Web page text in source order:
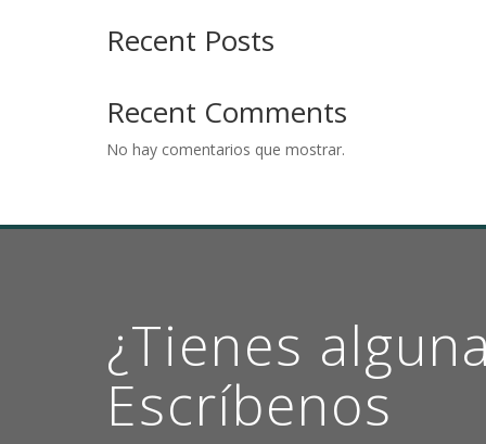
Recent Posts
Recent Comments
No hay comentarios que mostrar.
¿Tienes
Escríbenos